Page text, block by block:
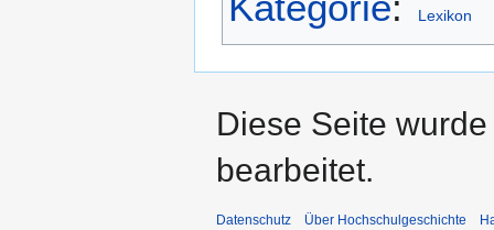
Lexikon
Diese Seite
bearbeitet.
Datenschutz Über Hochschulgeschichte